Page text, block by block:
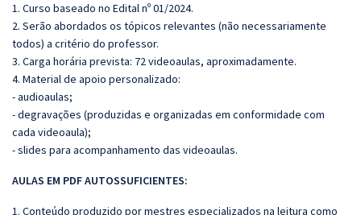
1. Curso baseado no Edital nº 01/2024.
2. Serão abordados os tópicos relevantes (não necessariamente
todos) a critério do professor.
3. Carga horária prevista: 72 videoaulas, aproximadamente.
4. Material de apoio personalizado:
- audioaulas;
- degravações (produzidas e organizadas em conformidade com
cada videoaula);
- slides para acompanhamento das videoaulas.
AULAS EM PDF AUTOSSUFICIENTES:
1. Conteúdo produzido por mestres especializados na leitura como